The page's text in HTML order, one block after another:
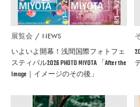
展覧会 NEWS
いよいよ開幕！浅間国際フォトフェ
スティバル2026 PHOTO MIYOTA 「After the
Image｜イメージのその後」